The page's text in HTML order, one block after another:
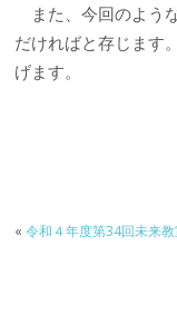
また、今回のよう
だければと存じます
げます。
«令和４年度第34回未来